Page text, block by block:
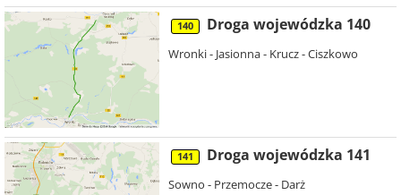
140 Droga wojewódzka 140
Wronki - Jasionna - Krucz - Ciszkowo
141 Droga wojewódzka 141
Sowno - Przemocze - Darż